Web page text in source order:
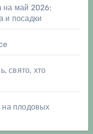
на май 2026:
и посадки
свято, хто
на плодовых